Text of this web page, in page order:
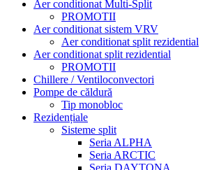
Aer conditionat Multi-Split
PROMOTII
Aer conditionat sistem VRV
Aer conditionat split rezidential
Aer conditionat split rezidential
PROMOTII
Chillere / Ventiloconvectori
Pompe de căldură
Tip monobloc
Rezidențiale
Sisteme split
Seria ALPHA
Seria ARCTIC
Seria DAYTONA